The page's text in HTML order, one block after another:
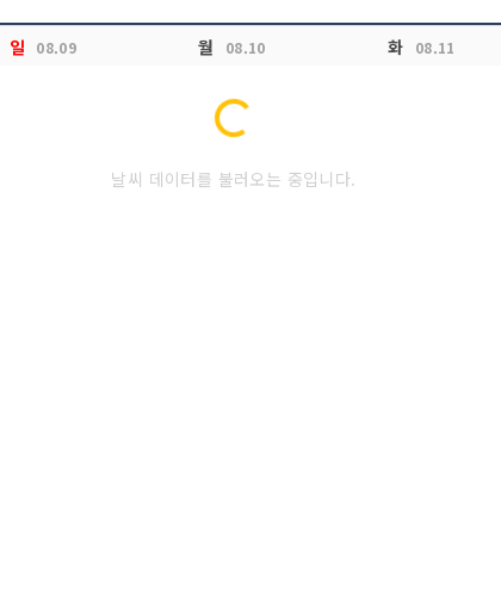
일 08.09 월 08.10 화 08.11
Loading...
날씨 데이터를 불러오는 중입니다.